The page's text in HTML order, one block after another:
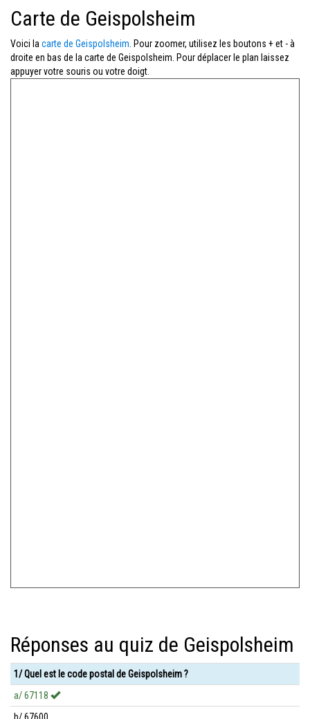
Carte de Geispolsheim
Voici la carte de Geispolsheim . Pour zoomer, utilisez les boutons + et - à
droite en bas de la carte de Geispolsheim. Pour déplacer le plan laissez
appuyer votre souris ou votre doigt.
Réponses au quiz de Geispolsheim
1/ Quel est le code postal de Geispolsheim ?
a/ 67118